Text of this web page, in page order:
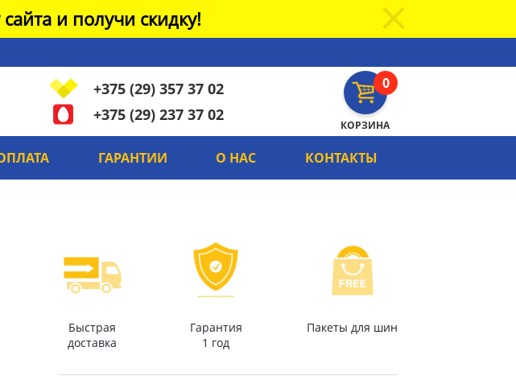
и получи скидку!
0
КОРЗИНА
+375 (29) 357 37 02
+375 (29) 237 37 02
ГАРАНТИИ О НАС КОНТАКТЫ
Быстрая
доставка
Гарантия
1 год
Пакеты для шин